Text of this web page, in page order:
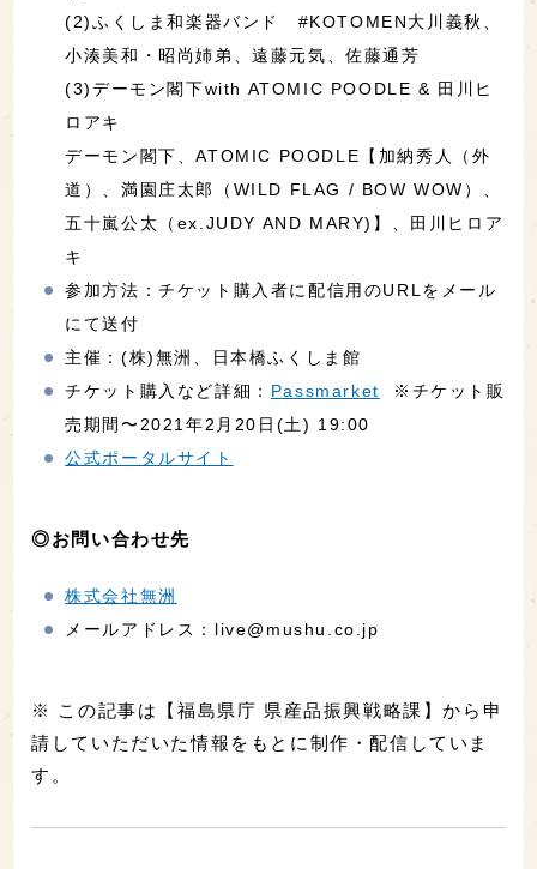
(2)ふくしま和楽器バンド #KOTOMEN大川義秋、
小湊美和・昭尚姉弟、遠藤元気、佐藤通芳
(3)デーモン閣下with ATOMIC POODLE & 田川ヒ
ロアキ
デーモン閣下、ATOMIC POODLE【加納秀人（外
道）、満園庄太郎（WILD FLAG / BOW WOW）、
五十嵐公太（ex.JUDY AND MARY)】、田川ヒロア
キ
参加方法：チケット購入者に配信用のURLをメール
にて送付
主催：(株)無洲、日本橋ふくしま館
チケット購入など詳細： Passmarket
※チケット販
売期間〜2021年2月20日(土) 19:00
公式ポータルサイト
◎お問い合わせ先
株式会社無洲
メールアドレス：live@mushu.co.jp
※ この記事は【福島県庁 県産品振興戦略課】から申
請していただいた情報をもとに制作・配信していま
す。